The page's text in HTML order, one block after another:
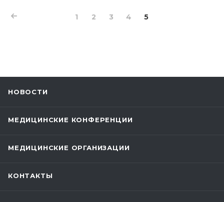
1 2 3 4 5
НОВОСТИ
МЕДИЦИНСКИЕ КОНФЕРЕНЦИИ
МЕДИЦИНСКИЕ ОРГАНИЗАЦИИ
КОНТАКТЫ